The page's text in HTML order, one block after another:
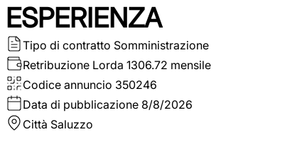
ESPERIENZA
Tipo di contratto Somministrazione
Retribuzione Lorda 1306.72 mensile
Codice annuncio 350246
Data di pubblicazione 8/8/2026
Città Saluzzo